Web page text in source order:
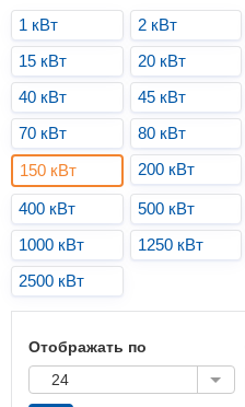
1 кВт
2 кВт
15 кВт
20 кВт
40 кВт
45 кВт
70 кВт
80 кВт
150 кВт
200 кВт
400 кВт 500 кВт
1000 кВт
1250 кВт
2500 кВт
Отображать по
24